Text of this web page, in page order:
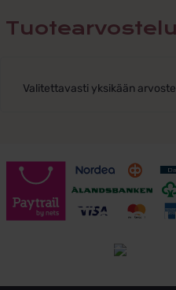
Valitettavasti yksikään